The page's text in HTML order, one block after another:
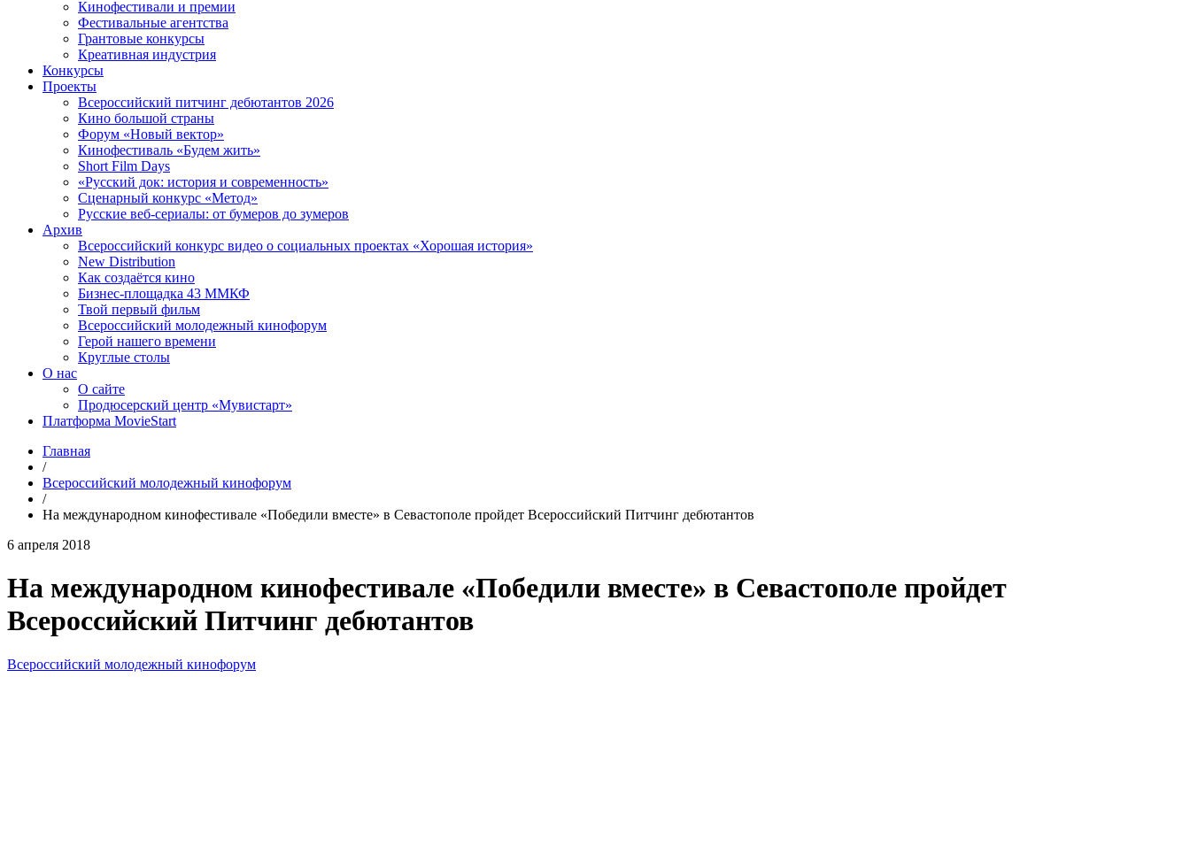
Кинофестивали и премии
Фестивальные агентства
Грантовые конкурсы
Креативная индустрия
Конкурсы
Проекты
Всероссийский питчинг дебютантов 2026
Кино большой страны
Форум «Новый вектор»
Кинофестиваль «Будем жить»
Short Film Days
«Русский док: история и современность»
Сценарный конкурс «Метод»
Русские веб-сериалы: от бумеров до зумеров
Архив
Всероссийский конкурс видео о социальных проектах «Хорошая история»
New Distribution
Как создаётся кино
Бизнес-площадка 43 ММКФ
Твой первый фильм
Всероссийский молодежный кинофорум
Герой нашего времени
Круглые столы
О нас
О сайте
Продюсерский центр «Мувистарт»
Платформа MovieStart
Главная
/
Всероссийский молодежный кинофорум
/
На международном кинофестивале «Победили вместе» в Севастополе пройдет Всероссийский Питчинг дебютантов
6 апреля 2018
На международном кинофестивале «Победили вместе» в Севастополе пройдет
Всероссийский Питчинг дебютантов
Всероссийский молодежный кинофорум